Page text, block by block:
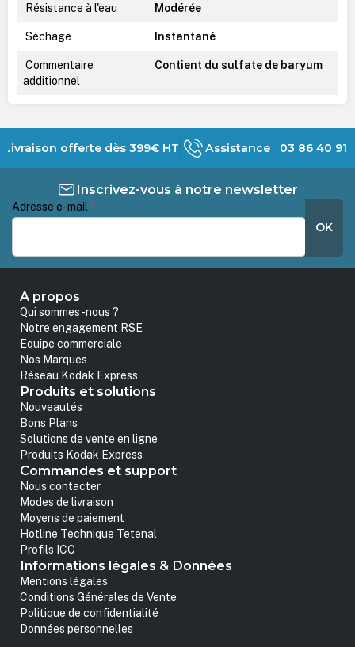
Résistance à l'eau Modérée
Séchage Instantané
Commentaire
additionnel
Contient du sulfate de baryum
Livraison offerte dès 399€ HT Assistance 03 86 40 91
Inscrivez-vous à notre newsletter
Adresse e-mail *
OK
A propos
Qui sommes-nous ?
Notre engagement RSE
Equipe commerciale
Nos Marques
Réseau Kodak Express
Produits et solutions
Nouveautés
Bons Plans
Solutions de vente en ligne
Produits Kodak Express
Commandes et support
Nous contacter
Modes de livraison
Moyens de paiement
Hotline Technique Tetenal
Profils ICC
Informations légales & Données
Mentions légales
Conditions Générales de Vente
Politique de confidentialité
Données personnelles